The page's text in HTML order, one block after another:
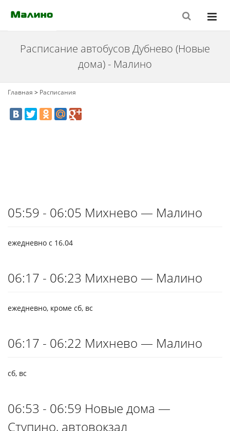
Расписание автобусов Дубнево (Новые
дома) - Малино
Главная > Расписания
05:59 - 06:05 Михнево — Малино
ежедневно с 16.04
06:17 - 06:23 Михнево — Малино
ежедневно, кроме сб, вс
06:17 - 06:22 Михнево — Малино
сб, вс
06:53 - 06:59 Новые дома —
Ступино, автовокзал